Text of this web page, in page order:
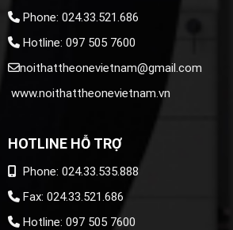
Phone: 024.33.521.686
Hotline: 097 505 7600
noithattheonevietnam@gmail.com
www.noithattheonevietnam.vn
HOTLINE HỖ TRỢ
Phone: 024.33.535.888
Fax: 024.33.521.686
Hotline: 097 505 7600